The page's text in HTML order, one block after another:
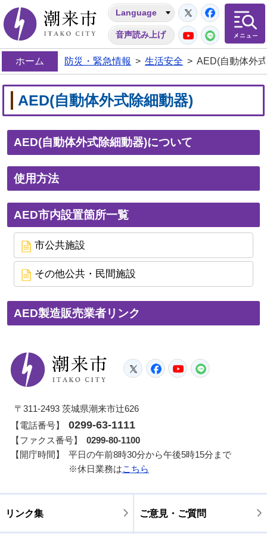
潮来市
Language
音声読み上げ
Twitter
YouTube
LINE
ホーム 防災・緊急情報 > 生活安全 > AED(自動体外
AED(自動体外式除細動器)
AED(自動体外式除細動器)について
使用方法
AED市内設置箇所一覧
市公共施設
その他公共・民間施設
AED製造販売業者リンク
潮来市
TwitterFacebook
YouTube
〒311-2493 茨城県潮来市辻626
【電話番号】
0299-63-1111
【ファクス番号】
0299-80-1100
【開庁時間】
平日の午前8時30分から午後5時15分まで
※休日業務はこちら
リンク集 ご意見・ご質問